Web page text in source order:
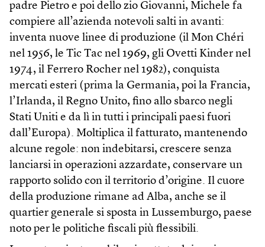
padre Pietro e poi dello zio Giovanni, Michele fa
compiere all’azienda notevoli salti in avanti:
inventa nuove linee di produzione (il Mon Chéri
nel 1956, le Tic Tac nel 1969, gli Ovetti Kinder nel
1974, il Ferrero Rocher nel 1982), conquista
mercati esteri (prima la Germania, poi la Francia,
l’Irlanda, il Regno Unito, fino allo sbarco negli
Stati Uniti e da lì in tutti i principali paesi fuori
dall’Europa). Moltiplica il fatturato, mantenendo
alcune regole: non indebitarsi, crescere senza
lanciarsi in operazioni azzardate, conservare un
rapporto solido con il territorio d’origine. Il cuore
della produzione rimane ad Alba, anche se il
quartier generale si sposta in Lussemburgo, paese
noto per le politiche fiscali più flessibili.